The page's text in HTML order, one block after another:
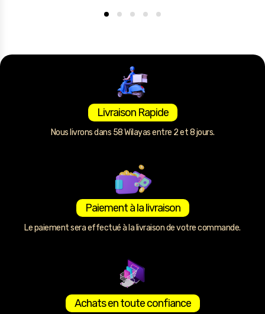
Livraison Rapide
Nous livrons dans 58 Wilayas entre 2 et 8 jours.
Paiement à la livraison
Le paiement sera effectué à la livraison de votre commande.
Achats en toute confiance